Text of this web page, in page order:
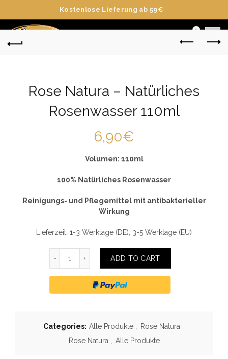
Kostenlose Lieferung ab 59€
0
Rose Natura – Natürliches
Rosenwasser 110ml
6,90€
Volumen: 110ml
100% Natürliches Rosenwasser
Reinigungs- und Pflegemittel mit antibakterieller
Wirkung
Lieferzeit: 1-3 Werktage (DE), 3-5 Werktage (EU)
ADD TO CART
Categories: Alle Produkte Rose Natura
Rose Natura
Alle Produkte